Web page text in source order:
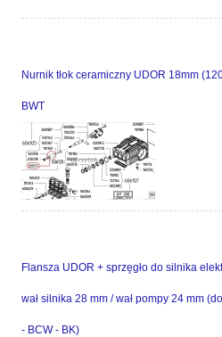
Nurnik tłok ceramiczny UDOR 18mm
BWT
Flansza UDOR + sprzęgło do silnika
wał silnika 28 mm / wał pompy 24 mm
- BCW - BK)